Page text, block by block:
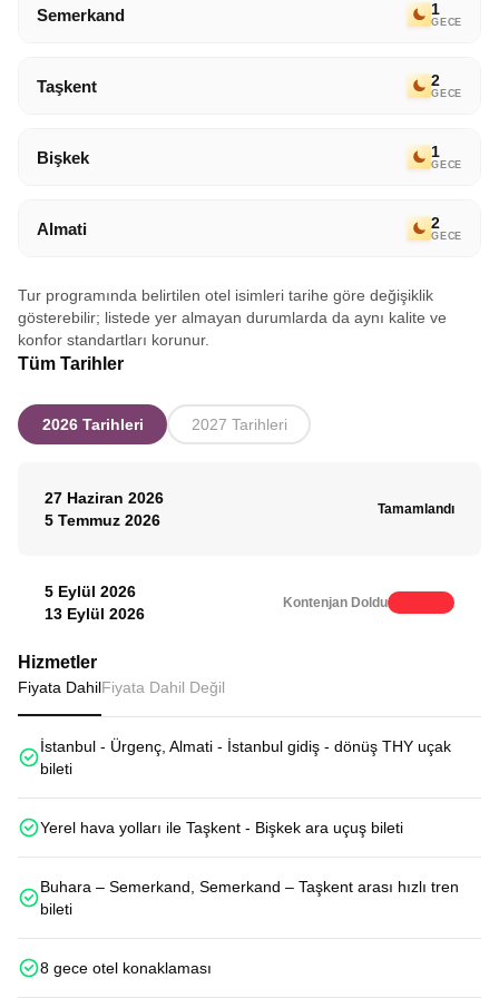
Semerkand 1
GECE
Taşkent 2
GECE
Bişkek 1
GECE
Almati 2
GECE
Tur programında belirtilen otel isimleri tarihe göre değişiklik
gösterebilir; listede yer almayan durumlarda da aynı kalite ve
konfor standartları korunur.
Tüm Tarihler
2026 Tarihleri 2027 Tarihleri
27 Haziran 2026
5 Temmuz 2026
Tamamlandı
5 Eylül 2026
13 Eylül 2026
Kontenjan Doldu
Hizmetler
Fiyata DahilFiyata Dahil Değil
İstanbul - Ürgenç, Almati - İstanbul gidiş - dönüş THY uçak
bileti
Yerel hava yolları ile Taşkent - Bişkek ara uçuş bileti
Buhara – Semerkand, Semerkand – Taşkent arası hızlı tren
bileti
8 gece otel konaklaması